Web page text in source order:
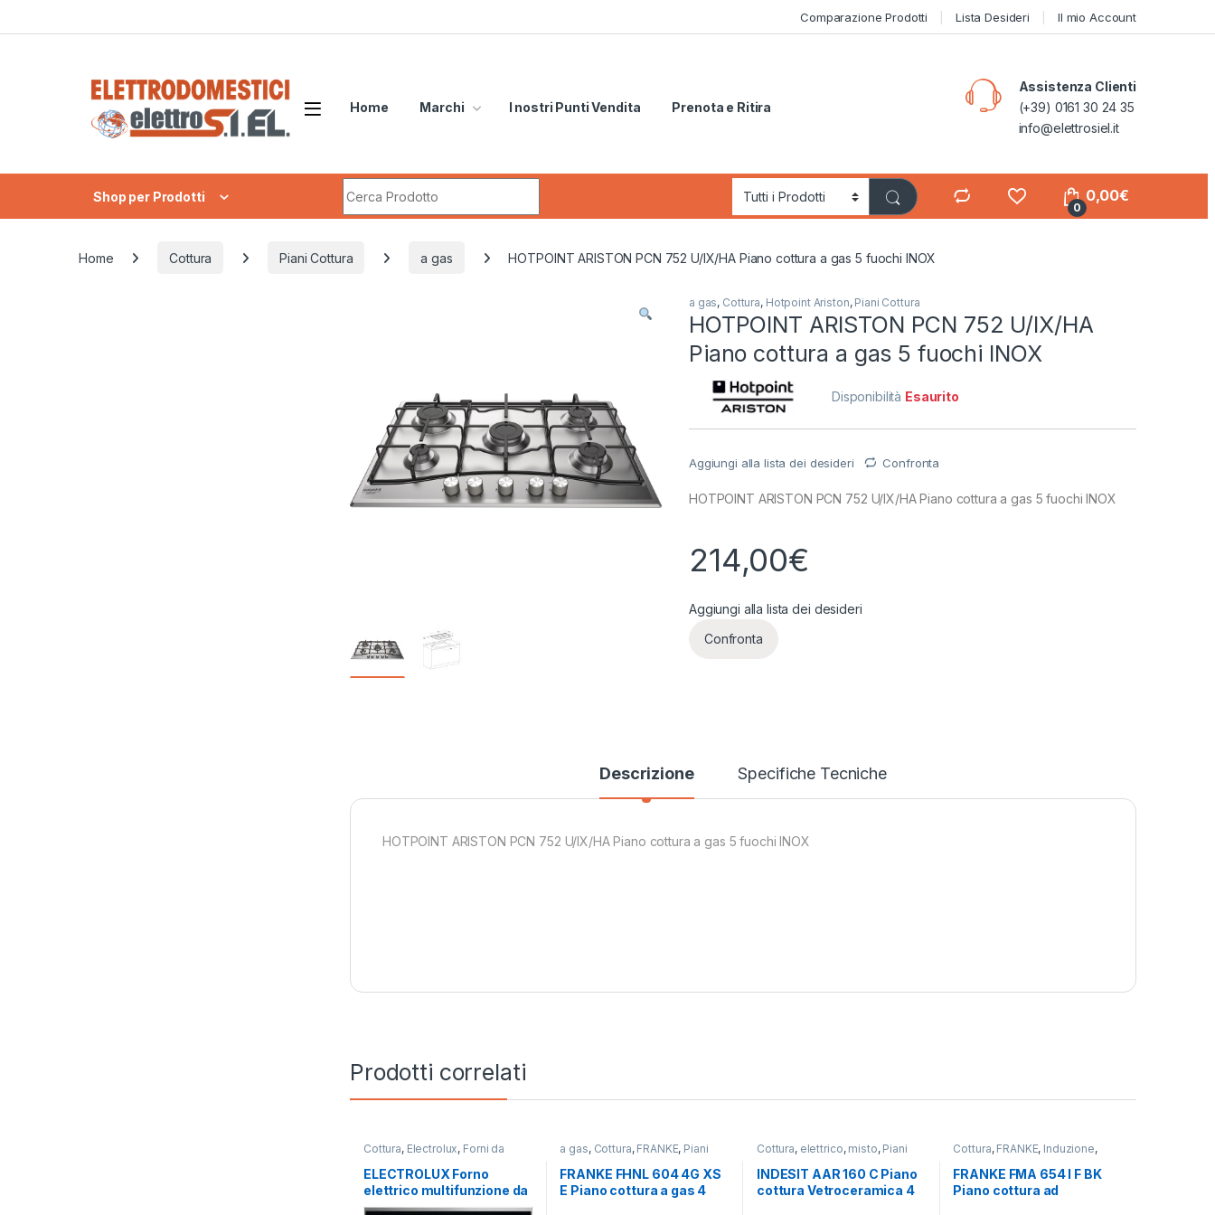
Comparazione Prodotti Lista Desideri Il mio Account
Home Marchi I nostri Punti Vendita Prenota e Ritira
Assistenza Clienti
(+39) 0161 30 24 35
info@elettrosiel.it
Shop per Prodotti
0
0,00€
Home Cottura Piani Cottura a gas HOTPOINT ARISTON PCN 752 U/IX/HA Piano cottura a gas 5 fuochi INOX
a gas, Cottura, Hotpoint Ariston, Piani Cottura
HOTPOINT ARISTON PCN 752 U/IX/HA
Piano cottura a gas 5 fuochi INOX
Disponibilità Esaurito
Aggiungi alla lista dei desideri Confronta
HOTPOINT ARISTON PCN 752 U/IX/HA Piano cottura a gas 5 fuochi INOX
214,00€
Aggiungi alla lista dei desideri
Confronta
Descrizione Specifiche Tecniche
HOTPOINT ARISTON PCN 752 U/IX/HA Piano cottura a gas 5 fuochi INOX
Prodotti correlati
Cottura, Electrolux, Forni da
ELECTROLUX Forno
elettrico multifunzione da
incasso EOD 5H40X
a gas, Cottura, FRANKE, Piani
Cottura
FRANKE FHNL 604 4G XS
E Piano cottura a gas 4
Cottura, elettrico, misto, Piani
INDESIT AAR 160 C Piano
cottura Vetroceramica 4
Cottura, FRANKE, Induzione,
FRANKE FMA 654 I F BK
Piano cottura ad